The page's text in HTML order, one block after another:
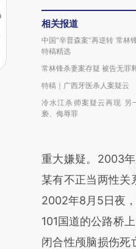
相关报道
中国“辛普森案”再逆转 常林
特稿精选
常林锋杀妻案存疑 被告无罪
特稿｜广西牙医杀人案疑云
冷水江杀师案疑云再现 另
亵、侮辱罪
重大嫌疑。2003
某有不正当两性关
2002年8月5日夜
101国道的公路桥
闭合性颅脑损伤死